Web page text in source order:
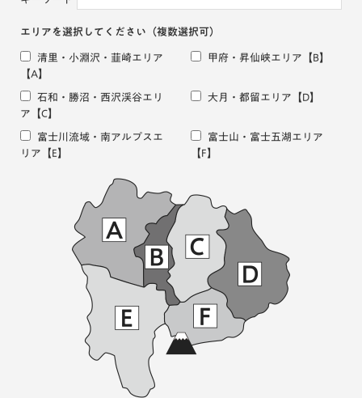
エリアを選択してください （複数選択可）
清里・小淵沢・韮崎エリア
【A】
甲府・昇仙峡エリア 【B】
石和・勝沼・西沢渓谷エリ
ア 【C】
大月・都留エリア 【D】
富士川流域・南アルプスエ
リア 【E】
富士山・富士五湖エリア
【F】